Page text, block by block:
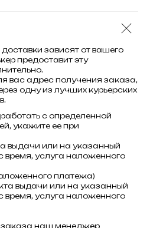
зависят от вашего
предоставит эту
вас адрес получения заказа,
одну из лучших курьерских
с определенной
укажите ее при
выдачи или на указанный
время, услуга наложенного
платежа)
выдачи или на указанный
время, услуга наложенного
наш менеджер